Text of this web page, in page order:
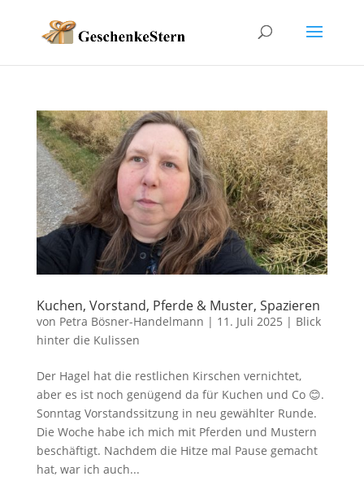
Kuchen, Vorstand, Pferde & Muster, Spazieren
von Petra Bösner-Handelmann | 11. Juli 2025 | Blick
hinter die Kulissen
Der Hagel hat die restlichen Kirschen vernichtet,
aber es ist noch genügend da für Kuchen und Co 😊.
Sonntag Vorstandssitzung in neu gewählter Runde.
Die Woche habe ich mich mit Pferden und Mustern
beschäftigt. Nachdem die Hitze mal Pause gemacht
hat, war ich auch...